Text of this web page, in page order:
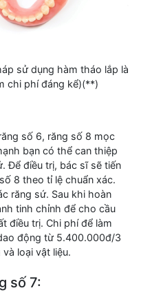
sử dụng hàm tháo lắp là
chi phí đáng kể)(**)
số 6, răng số 8 mọc
bạn có thể can thiệp
Để điều trị, bác sĩ sẽ tiến
8 theo tỉ lệ chuẩn xác.
răng sứ. Sau khi hoàn
tinh chỉnh để cho cầu
điều trị. Chi phí để làm
động từ 5.400.000đ/3
loại vật liệu.
số 7: